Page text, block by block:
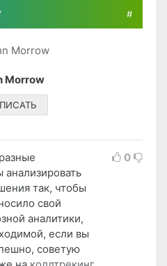
#
Morrow
так, чтобы
свой
аналитики,
если вы
советую
0